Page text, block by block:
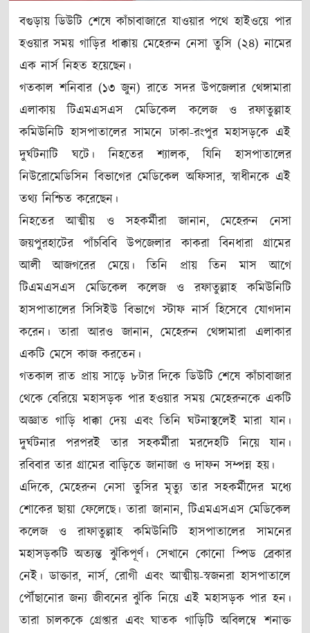
বগুড়ায় ডিউটি শেষে কাঁচাবাজারে যাওয়ার পথে হাইওয়ে পার
হওয়ার সময় গাড়ির ধাক্কায় মেহেরুন নেসা তুসি (২৪) নামের
এক নার্স নিহত হয়েছেন।
গতকাল শনিবার (১৩ জুন) রাতে সদর উপজেলার থেঙ্গামারা
এলাকায় টিএমএসএস মেডিকেল কলেজ ও রফাতুল্লাহ
কমিউনিটি হাসপাতালের সামনে ঢাকা-রংপুর মহাসড়কে এই
দুর্ঘটনাটি ঘটে। নিহতের শ্যালক, যিনি হাসপাতালের
নিউরোমেডিসিন বিভাগের মেডিকেল অফিসার, স্বাধীনকে এই
তথ্য নিশ্চিত করেছেন।
নিহতের আত্মীয় ও সহকর্মীরা জানান, মেহেরুন নেসা
জয়পুরহাটের পাঁচবিবি উপজেলার কাকরা বিনধারা গ্রামের
আলী আজগরের মেয়ে। তিনি প্রায় তিন মাস আগে
টিএমএসএস মেডিকেল কলেজ ও রফাতুল্লাহ কমিউনিটি
হাসপাতালের সিসিইউ বিভাগে স্টাফ নার্স হিসেবে যোগদান
করেন। তারা আরও জানান, মেহেরুন থেঙ্গামারা এলাকার
একটি মেসে কাজ করতেন।
গতকাল রাত প্রায় সাড়ে ৮টার দিকে ডিউটি শেষে কাঁচাবাজার
থেকে বেরিয়ে মহাসড়ক পার হওয়ার সময় মেহেরুনকে একটি
অজ্ঞাত গাড়ি ধাক্কা দেয় এবং তিনি ঘটনাস্থলেই মারা যান।
দুর্ঘটনার পরপরই তার সহকর্মীরা মরদেহটি নিয়ে যান।
রবিবার তার গ্রামের বাড়িতে জানাজা ও দাফন সম্পন্ন হয়।
এদিকে, মেহেরুন নেসা তুসির মৃত্যু তার সহকর্মীদের মধ্যে
শোকের ছায়া ফেলেছে। তারা জানান, টিএমএসএস মেডিকেল
কলেজ ও রাফাতুল্লাহ কমিউনিটি হাসপাতালের সামনের
মহাসড়কটি অত্যন্ত ঝুঁকিপূর্ণ। সেখানে কোনো স্পিড ব্রেকার
নেই। ডাক্তার, নার্স, রোগী এবং আত্মীয়-স্বজনরা হাসপাতালে
পৌঁছানোর জন্য জীবনের ঝুঁকি নিয়ে এই মহাসড়ক পার হন।
তারা চালককে গ্রেপ্তার এবং ঘাতক গাড়িটি অবিলম্বে শনাক্ত